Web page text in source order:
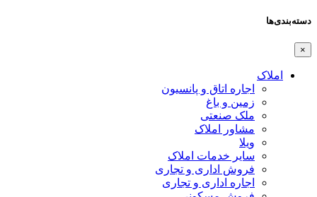
دسته‌بندی‌ها
×
املاک
اجاره اتاق و پانسیون
زمین و باغ
ملک صنعتی
مشاور املاک
ویلا
سایر خدمات املاک
فروش اداری و تجاری
اجاره اداری و تجاری